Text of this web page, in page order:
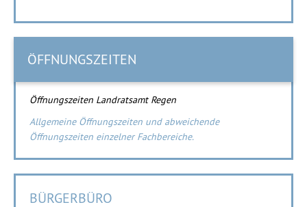
ÖFFNUNGSZEITEN
Öffnungszeiten Landratsamt Regen
Allgemeine Öffnungszeiten und abweichende
Öffnungszeiten einzelner Fachbereiche.
BÜRGERBÜRO